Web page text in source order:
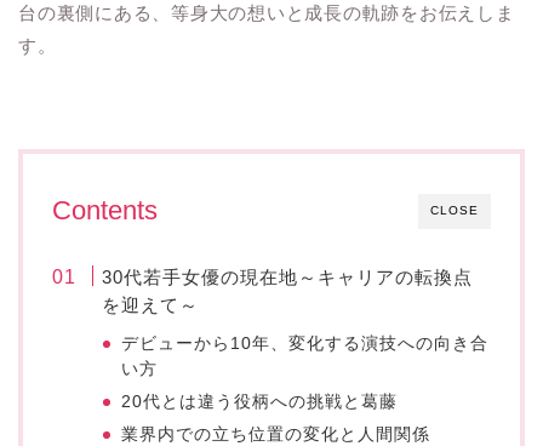
台の裏側にある、等身大の想いと成長の軌跡をお伝えしま
す。
CLOSE
Contents
30代若手女優の現在地～キャリアの転換点
を迎えて～
デビューから10年、変化する演技への向き合
い方
20代とは違う役柄への挑戦と葛藤
業界内での立ち位置の変化と人間関係